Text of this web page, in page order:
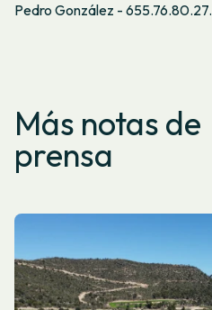
Pedro González - 655.76.80.27.
Más notas de
prensa